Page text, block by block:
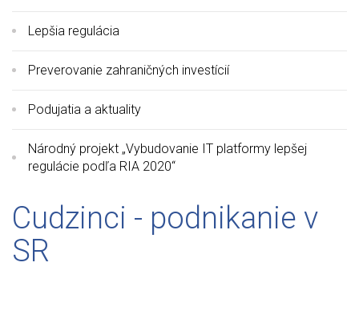
Lepšia regulácia
Preverovanie zahraničných investícií
Podujatia a aktuality
Národný projekt „Vybudovanie IT platformy lepšej
regulácie podľa RIA 2020“
Cudzinci - podnikanie v
SR